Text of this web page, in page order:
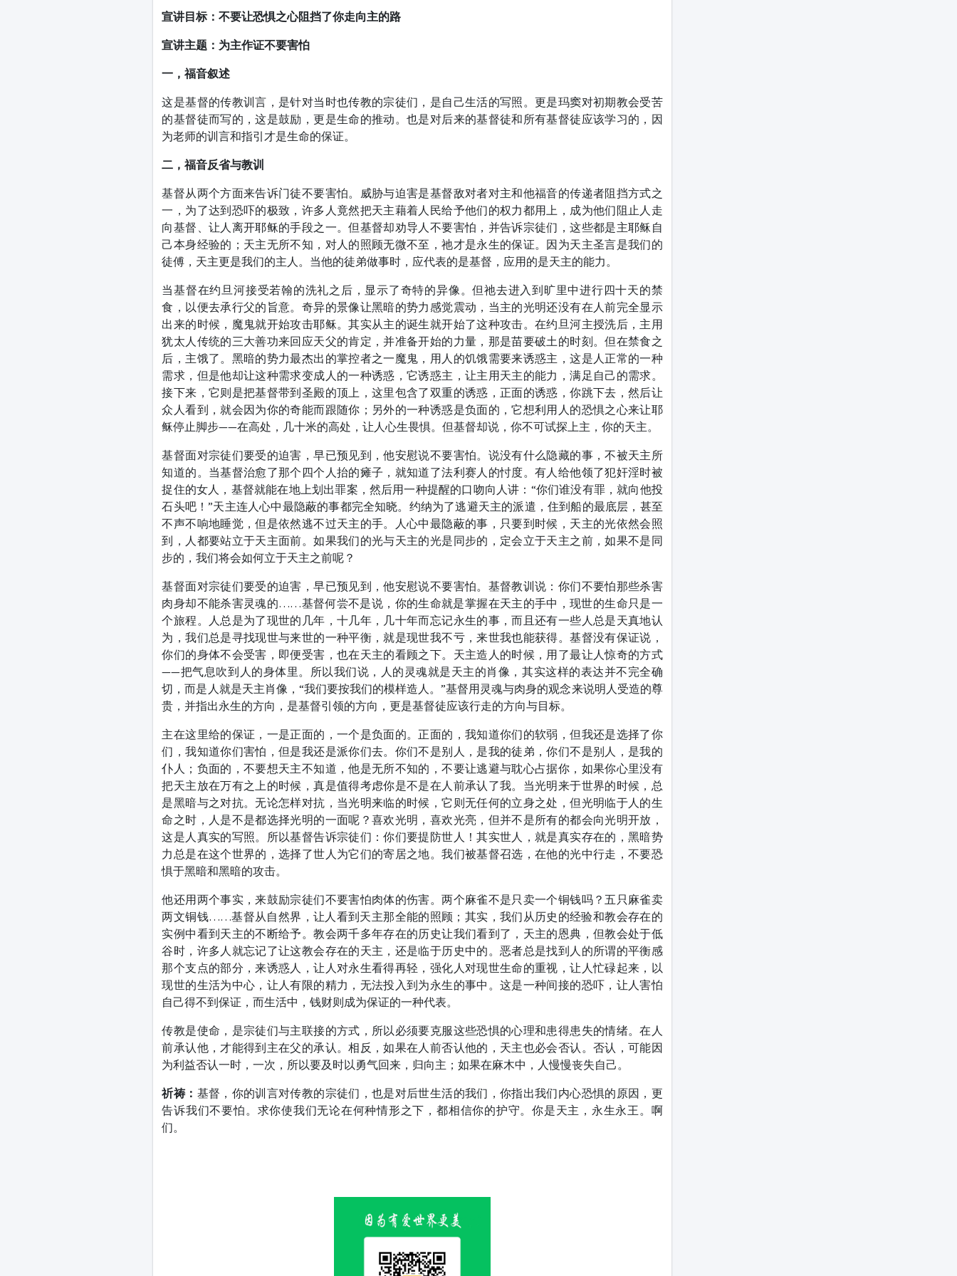
宣讲目标：不要让恐惧之心阻挡了你走向主的路
宣讲主题：为主作证不要害怕
一，福音叙述
这是基督的传教训言，是针对当时也传教的宗徒们，是自己生活的写照。更是玛窦对初期教会受苦
的基督徒而写的，这是鼓励，更是生命的推动。也是对后来的基督徒和所有基督徒应该学习的，因
为老师的训言和指引才是生命的保证。
二，福音反省与教训
基督从两个方面来告诉门徒不要害怕。威胁与迫害是基督敌对者对主和他福音的传递者阻挡方式之
一，为了达到恐吓的极致，许多人竟然把天主藉着人民给予他们的权力都用上，成为他们阻止人走
向基督、让人离开耶稣的手段之一。但基督却劝导人不要害怕，并告诉宗徒们，这些都是主耶稣自
己本身经验的；天主无所不知，对人的照顾无微不至，祂才是永生的保证。因为天主圣言是我们的
徒傅，天主更是我们的主人。当他的徒弟做事时，应代表的是基督，应用的是天主的能力。
当基督在约旦河接受若翰的洗礼之后，显示了奇特的异像。但祂去进入到旷里中进行四十天的禁
食，以便去承行父的旨意。奇异的景像让黑暗的势力感觉震动，当主的光明还没有在人前完全显示
出来的时候，魔鬼就开始攻击耶稣。其实从主的诞生就开始了这种攻击。在约旦河主授洗后，主用
犹太人传统的三大善功来回应天父的肯定，并准备开始的力量，那是苗要破土的时刻。但在禁食之
后，主饿了。黑暗的势力最杰出的掌控者之一魔鬼，用人的饥饿需要来诱惑主，这是人正常的一种
需求，但是他却让这种需求变成人的一种诱惑，它诱惑主，让主用天主的能力，满足自己的需求。
接下来，它则是把基督带到圣殿的顶上，这里包含了双重的诱惑，正面的诱惑，你跳下去，然后让
众人看到，就会因为你的奇能而跟随你；另外的一种诱惑是负面的，它想利用人的恐惧之心来让耶
稣停止脚步——在高处，几十米的高处，让人心生畏惧。但基督却说，你不可试探上主，你的天主。
基督面对宗徒们要受的迫害，早已预见到，他安慰说不要害怕。说没有什么隐藏的事，不被天主所
知道的。当基督治愈了那个四个人抬的瘫子，就知道了法利赛人的忖度。有人给他领了犯奸淫时被
捉住的女人，基督就能在地上划出罪案，然后用一种提醒的口吻向人讲：“你们谁没有罪，就向他投
石头吧！”天主连人心中最隐蔽的事都完全知晓。约纳为了逃避天主的派遣，住到船的最底层，甚至
不声不响地睡觉，但是依然逃不过天主的手。人心中最隐蔽的事，只要到时候，天主的光依然会照
到，人都要站立于天主面前。如果我们的光与天主的光是同步的，定会立于天主之前，如果不是同
步的，我们将会如何立于天主之前呢？
基督面对宗徒们要受的迫害，早已预见到，他安慰说不要害怕。基督教训说：你们不要怕那些杀害
肉身却不能杀害灵魂的……基督何尝不是说，你的生命就是掌握在天主的手中，现世的生命只是一
个旅程。人总是为了现世的几年，十几年，几十年而忘记永生的事，而且还有一些人总是天真地认
为，我们总是寻找现世与来世的一种平衡，就是现世我不亏，来世我也能获得。基督没有保证说，
你们的身体不会受害，即便受害，也在天主的看顾之下。天主造人的时候，用了最让人惊奇的方式
——把气息吹到人的身体里。所以我们说，人的灵魂就是天主的肖像，其实这样的表达并不完全确
切，而是人就是天主肖像，“我们要按我们的模样造人。”基督用灵魂与肉身的观念来说明人受造的尊
贵，并指出永生的方向，是基督引领的方向，更是基督徒应该行走的方向与目标。
主在这里给的保证，一是正面的，一个是负面的。正面的，我知道你们的软弱，但我还是选择了你
们，我知道你们害怕，但是我还是派你们去。你们不是别人，是我的徒弟，你们不是别人，是我的
仆人；负面的，不要想天主不知道，他是无所不知的，不要让逃避与耽心占据你，如果你心里没有
把天主放在万有之上的时候，真是值得考虑你是不是在人前承认了我。当光明来于世界的时候，总
是黑暗与之对抗。无论怎样对抗，当光明来临的时候，它则无任何的立身之处，但光明临于人的生
命之时，人是不是都选择光明的一面呢？喜欢光明，喜欢光亮，但并不是所有的都会向光明开放，
这是人真实的写照。所以基督告诉宗徒们：你们要提防世人！其实世人，就是真实存在的，黑暗势
力总是在这个世界的，选择了世人为它们的寄居之地。我们被基督召选，在他的光中行走，不要恐
惧于黑暗和黑暗的攻击。
他还用两个事实，来鼓励宗徒们不要害怕肉体的伤害。两个麻雀不是只卖一个铜钱吗？五只麻雀卖
两文铜钱……基督从自然界，让人看到天主那全能的照顾；其实，我们从历史的经验和教会存在的
实例中看到天主的不断给予。教会两千多年存在的历史让我们看到了，天主的恩典，但教会处于低
谷时，许多人就忘记了让这教会存在的天主，还是临于历史中的。恶者总是找到人的所谓的平衡感
那个支点的部分，来诱惑人，让人对永生看得再轻，强化人对现世生命的重视，让人忙碌起来，以
现世的生活为中心，让人有限的精力，无法投入到为永生的事中。这是一种间接的恐吓，让人害怕
自己得不到保证，而生活中，钱财则成为保证的一种代表。
传教是使命，是宗徒们与主联接的方式，所以必须要克服这些恐惧的心理和患得患失的情绪。在人
前承认他，才能得到主在父的承认。相反，如果在人前否认他的，天主也必会否认。否认，可能因
为利益否认一时，一次，所以要及时以勇气回来，归向主；如果在麻木中，人慢慢丧失自己。
祈祷： 基督，你的训言对传教的宗徒们，也是对后世生活的我们，你指出我们内心恐惧的原因，更
告诉我们不要怕。求你使我们无论在何种情形之下，都相信你的护守。你是天主，永生永王。啊
们。